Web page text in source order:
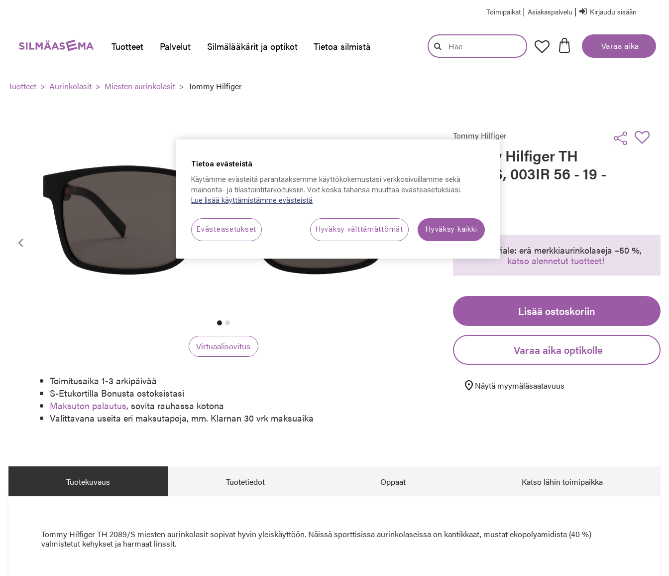
Toimipaikat | Asiakaspalvelu | Kirjaudu sisään
Tuotteet Palvelut Silmälääkärit ja optikot Tietoa silmistä Varaa aika
Tuotteet Aurinkolasit Miesten aurinkolasit Tommy Hilfiger
Edellinen
Virtuaalisovitus
Toimitusaika 1-3 arkipäivää
S-Etukortilla Bonusta ostoksistasi
Maksuton palautus, sovita rauhassa kotona
Valittavana useita eri maksutapoja, mm. Klarnan 30 vrk maksuaika
Tommy Hilfiger
Tommy Hilfiger TH
2089/S, 003IR 56 - 19 -
145
179,00 €
Synttäriale: erä merkkiaurinkolaseja –50 %,
katso alennetut tuotteet!
Lisää ostoskoriin
Varaa aika optikolle
location_on Näytä myymäläsaatavuus
Tuotekuvaus Tuotetiedot Oppaat Katso lähin toimipaikka
Tommy Hilfiger TH 2089/S miesten aurinkolasit sopivat hyvin yleiskäyttöön. Näissä sporttisissa aurinkolaseissa on kantikkaat, mustat ekopolyamidista (40 %)
valmistetut kehykset ja harmaat linssit.
Tietoa evästeistä
Käytämme evästeitä parantaaksemme käyttökokemustasi verkkosivuillamme sekä
mainonta- ja tilastointitarkoituksiin. Voit koska tahansa muuttaa evästeasetuksiasi.
Lue lisää käyttämistämme evästeistä
Evästeasetukset Hyväksy välttämättömät Hyväksy kaikki